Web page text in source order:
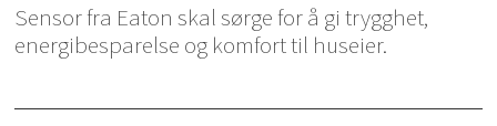
Sensor fra Eaton skal sørge for å gi trygghet,
energibesparelse og komfort til huseier.